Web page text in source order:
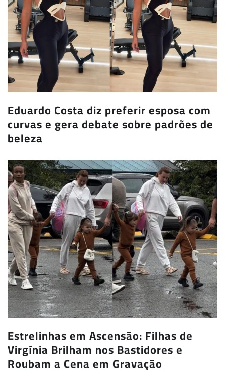
Eduardo Costa diz preferir esposa com
curvas e gera debate sobre padrões de
beleza
Estrelinhas em Ascensão: Filhas de
Virgínia Brilham nos Bastidores e
Roubam a Cena em Gravação